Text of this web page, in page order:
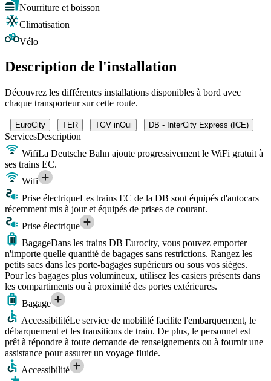
Nourriture et boisson
Climatisation
Vélo
Description de l'installation
Découvrez les différentes installations disponibles à bord avec
chaque transporteur sur cette route.
EuroCity TER TGV inOui DB - InterCity Express (ICE)
ServicesDescription
WifiLa Deutsche Bahn ajoute progressivement le WiFi gratuit à
ses trains EC.
Wifi
Prise électriqueLes trains EC de la DB sont équipés d'autocars
récemment mis à jour et équipés de prises de courant.
Prise électrique
BagageDans les trains DB Eurocity, vous pouvez emporter
n'importe quelle quantité de bagages sans restrictions. Rangez les
petits sacs dans les porte-bagages supérieurs ou sous vos sièges.
Pour les bagages plus volumineux, utilisez les casiers présents dans
les compartiments ou à proximité des portes extérieures.
Bagage
AccessibilitéLe service de mobilité facilite l'embarquement, le
débarquement et les transitions de train. De plus, le personnel est
prêt à répondre à toute demande de renseignements ou à fournir une
assistance pour assurer un voyage fluide.
Accessibilité